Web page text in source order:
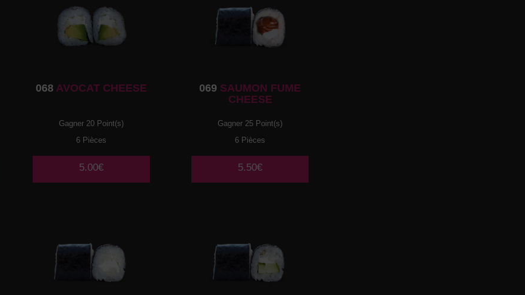
068 AVOCAT CHEESE
Gagner 20 Point(s)
6 Pièces
5.00€
069 SAUMON FUME
CHEESE
Gagner 25 Point(s)
6 Pièces
5.50€